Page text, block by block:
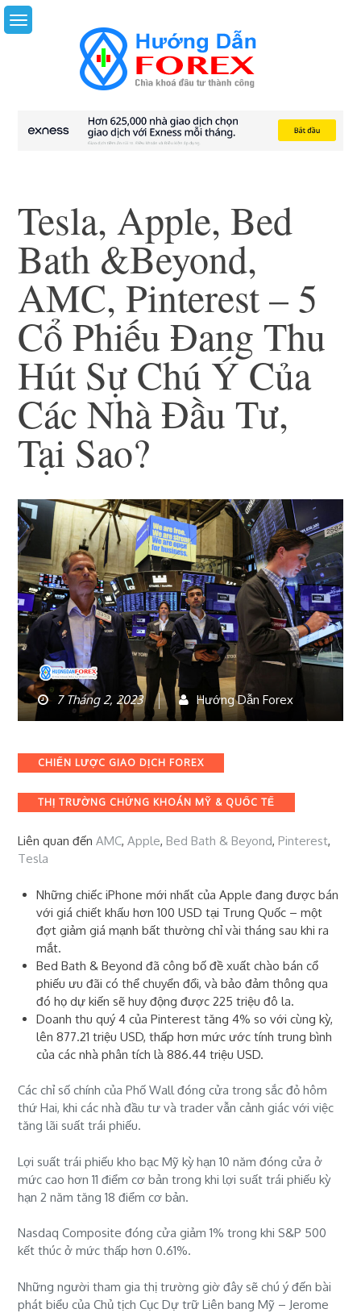
Skip
to
Tesla, Apple, Bed
Bath &Beyond,
AMC, Pinterest – 5
Cổ Phiếu Đang Thu
Hút Sự Chú Ý Của
Các Nhà Đầu Tư,
Tại Sao?
7 Tháng 2, 2023 Hướng Dẫn Forex
Categories
CHIẾN LƯỢC GIAO DỊCH FOREX
THỊ TRƯỜNG CHỨNG KHOÁN MỸ & QUỐC TẾ
Liên quan đếnAMC,Apple,Bed Bath & Beyond,Pinterest,
Tesla
Những chiếc iPhone mới nhất của Apple đang được bán
với giá chiết khấu hơn 100 USD tại Trung Quốc – một
đợt giảm giá mạnh bất thường chỉ vài tháng sau khi ra
mắt.
Bed Bath & Beyond đã công bố đề xuất chào bán cổ
phiếu ưu đãi có thể chuyển đổi, và bảo đảm thông qua
đó họ dự kiến ​​sẽ huy động được 225 triệu đô la.
Doanh thu quý 4 của Pinterest tăng 4% so với cùng kỳ,
lên 877.21 triệu USD, thấp hơn mức ước tính trung bình
của các nhà phân tích là 886.44 triệu USD.
Các chỉ số chính của Phố Wall đóng cửa trong sắc đỏ hôm
thứ Hai, khi các nhà đầu tư và trader vẫn cảnh giác với việc
tăng lãi suất trái phiếu.
Lợi suất trái phiếu kho bạc Mỹ kỳ hạn 10 năm đóng cửa ở
mức cao hơn 11 điểm cơ bản trong khi lợi suất trái phiếu kỳ
hạn 2 năm tăng 18 điểm cơ bản.
Nasdaq Composite đóng cửa giảm 1% trong khi S&P 500
kết thúc ở mức thấp hơn 0.61%.
Những người tham gia thị trường giờ đây sẽ chú ý đến bài
phát biểu của Chủ tịch Cục Dự trữ Liên bang Mỹ – Jerome